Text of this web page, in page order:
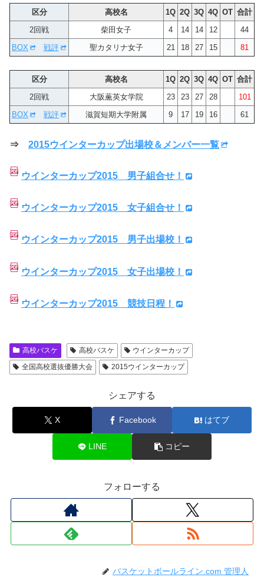
区分 高校名 1Q 2Q 3Q 4Q OT 合計
2回戦
柴田女子 4 14 14 12
44
BOX
戦評 聖カタリナ女子 21 18 27 15 81
区分 高校名 1Q 2Q 3Q 4Q OT 合計
2回戦
大阪薫英女学院 23 23 27 28
101
BOX
戦評 滋賀短期大学附属 9 17 19 16 61
⇒ 2015ウインターカップ出場校＆メンバー一覧
ウインターカップ2015 男子組合せ！
ウインターカップ2015 女子組合せ！
ウインターカップ2015 男子出場校！
ウインターカップ2015 女子出場校！
ウインターカップ2015 競技日程！
高校バスケ 高校バスケ
ウインターカップ
全国高校選抜優勝大会
2015ウインターカップ
シェアする
X Facebook はてブ
LINE コピー
フォローする
バスケットボールライン.com 管理人